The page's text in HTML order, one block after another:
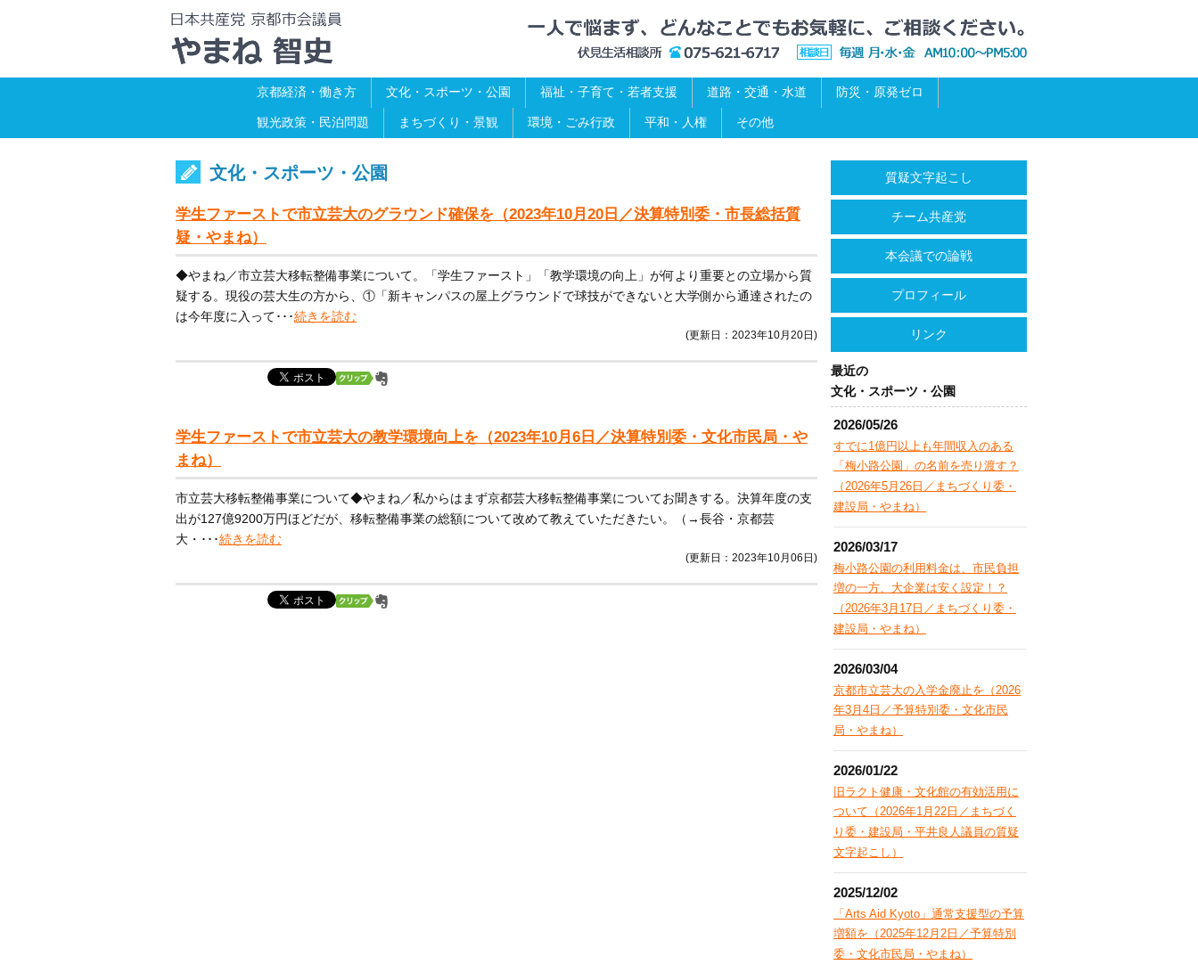
京都経済・働き方 文化・スポーツ・公園 福祉・子育て・若者支援 道路・交通・水道 防災・原発ゼロ
観光政策・民泊問題 まちづくり・景観 環境・ごみ行政 平和・人権 その他
文化・スポーツ・公園
学生ファーストで市立芸大のグラウンド確保を（2023年10月20日／決算特別委・市長総括質
疑・やまね）
◆やまね／市立芸大移転整備事業について。「学生ファースト」「教学環境の向上」が何より重要との立場から質
疑する。現役の芸大生の方から、①「新キャンパスの屋上グラウンドで球技ができないと大学側から通達されたの
は今年度に入って･･･続きを読む
(更新日：2023年10月20日)
学生ファーストで市立芸大の教学環境向上を（2023年10月6日／決算特別委・文化市民局・や
まね）
市立芸大移転整備事業について◆やまね／私からはまず京都芸大移転整備事業についてお聞きする。決算年度の支
出が127億9200万円ほどだが、移転整備事業の総額について改めて教えていただきたい。（→長谷・京都芸
大・･･･続きを読む
(更新日：2023年10月06日)
質疑文字起こし
チーム共産党
本会議での論戦
プロフィール
リンク
最近の
文化・スポーツ・公園
2026/05/26
すでに1億円以上も年間収入のある
「梅小路公園」の名前を売り渡す？
（2026年5月26日／まちづくり委・
建設局・やまね）
2026/03/17
梅小路公園の利用料金は、市民負担
増の一方、大企業は安く設定！？
（2026年3月17日／まちづくり委・
建設局・やまね）
2026/03/04
京都市立芸大の入学金廃止を（2026
年3月4日／予算特別委・文化市民
局・やまね）
2026/01/22
旧ラクト健康・文化館の有効活用に
ついて（2026年1月22日／まちづく
り委・建設局・平井良人議員の質疑
文字起こし）
2025/12/02
「Arts Aid Kyoto」通常支援型の予算
増額を（2025年12月2日／予算特別
委・文化市民局・やまね）